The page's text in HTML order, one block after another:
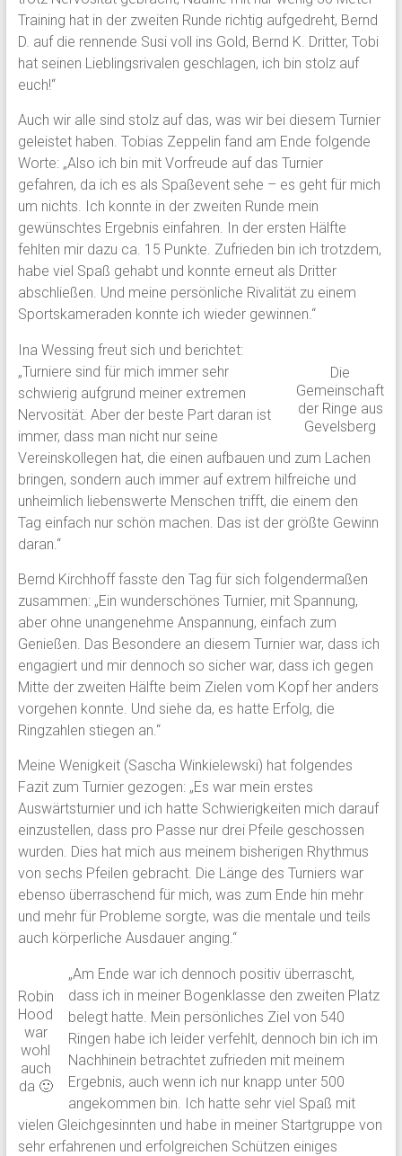
Training hat in der zweiten Runde richtig aufgedreht, Bernd
D. auf die rennende Susi voll ins Gold, Bernd K. Dritter, Tobi
hat seinen Lieblingsrivalen geschlagen, ich bin stolz auf
euch!“
Auch wir alle sind stolz auf das, was wir bei diesem Turnier
geleistet haben. Tobias Zeppelin fand am Ende folgende
Worte: „Also ich bin mit Vorfreude auf das Turnier
gefahren, da ich es als Spaßevent sehe – es geht für mich
um nichts. Ich konnte in der zweiten Runde mein
gewünschtes Ergebnis einfahren. In der ersten Hälfte
fehlten mir dazu ca. 15 Punkte. Zufrieden bin ich trotzdem,
habe viel Spaß gehabt und konnte erneut als Dritter
abschließen. Und meine persönliche Rivalität zu einem
Sportskameraden konnte ich wieder gewinnen.“
Die
Gemeinschaft
der Ringe aus
Gevelsberg
Ina Wessing freut sich und berichtet:
„Turniere sind für mich immer sehr
schwierig aufgrund meiner extremen
Nervosität. Aber der beste Part daran ist
immer, dass man nicht nur seine
Vereinskollegen hat, die einen aufbauen und zum Lachen
bringen, sondern auch immer auf extrem hilfreiche und
unheimlich liebenswerte Menschen trifft, die einem den
Tag einfach nur schön machen. Das ist der größte Gewinn
daran.“
Bernd Kirchhoff fasste den Tag für sich folgendermaßen
zusammen: „Ein wunderschönes Turnier, mit Spannung,
aber ohne unangenehme Anspannung, einfach zum
Genießen. Das Besondere an diesem Turnier war, dass ich
engagiert und mir dennoch so sicher war, dass ich gegen
Mitte der zweiten Hälfte beim Zielen vom Kopf her anders
vorgehen konnte. Und siehe da, es hatte Erfolg, die
Ringzahlen stiegen an.“
Meine Wenigkeit (Sascha Winkielewski) hat folgendes
Fazit zum Turnier gezogen: „Es war mein erstes
Auswärtsturnier und ich hatte Schwierigkeiten mich darauf
einzustellen, dass pro Passe nur drei Pfeile geschossen
wurden. Dies hat mich aus meinem bisherigen Rhythmus
von sechs Pfeilen gebracht. Die Länge des Turniers war
ebenso überraschend für mich, was zum Ende hin mehr
und mehr für Probleme sorgte, was die mentale und teils
auch körperliche Ausdauer anging.“
Robin
Hood
war
wohl
auch
da 🙂
„Am Ende war ich dennoch positiv überrascht,
dass ich in meiner Bogenklasse den zweiten Platz
belegt hatte. Mein persönliches Ziel von 540
Ringen habe ich leider verfehlt, dennoch bin ich im
Nachhinein betrachtet zufrieden mit meinem
Ergebnis, auch wenn ich nur knapp unter 500
angekommen bin. Ich hatte sehr viel Spaß mit
vielen Gleichgesinnten und habe in meiner Startgruppe von
sehr erfahrenen und erfolgreichen Schützen einiges